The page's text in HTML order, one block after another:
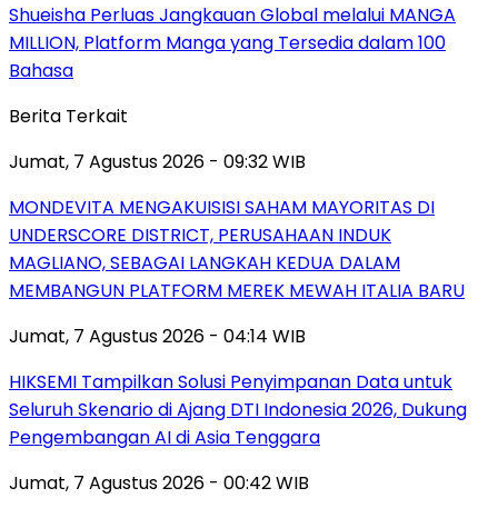
Shueisha Perluas Jangkauan Global melalui MANGA
MILLION, Platform Manga yang Tersedia dalam 100
Bahasa
Berita Terkait
Jumat, 7 Agustus 2026 - 09:32 WIB
MONDEVITA MENGAKUISISI SAHAM MAYORITAS DI
UNDERSCORE DISTRICT, PERUSAHAAN INDUK
MAGLIANO, SEBAGAI LANGKAH KEDUA DALAM
MEMBANGUN PLATFORM MEREK MEWAH ITALIA BARU
Jumat, 7 Agustus 2026 - 04:14 WIB
HIKSEMI Tampilkan Solusi Penyimpanan Data untuk
Seluruh Skenario di Ajang DTI Indonesia 2026, Dukung
Pengembangan AI di Asia Tenggara
Jumat, 7 Agustus 2026 - 00:42 WIB